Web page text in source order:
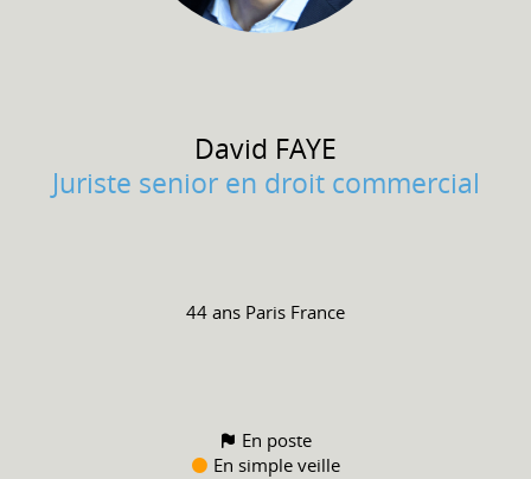
David FAYE
Juriste senior en droit commercial
44 ans Paris France
En poste
En simple veille